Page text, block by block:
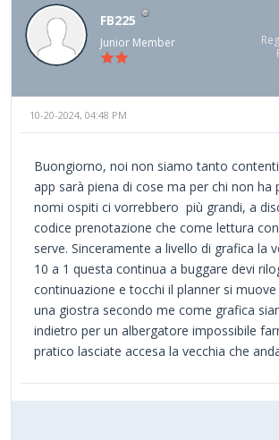
FB225
Junior Member
10-20-2024, 04:48 PM
Buongiorno, noi non siamo tanto
app sarà piena di cose ma per chi non ha
nomi ospiti ci vorrebbero più grandi, a
codice prenotazione che come lettura
serve. Sinceramente a livello di grafica la
10 a 1 questa continua a buggare devi
continuazione e tocchi il planner si
una giostra secondo me come grafica
indietro per un albergatore impossibile
pratico lasciate accesa la vecchia che